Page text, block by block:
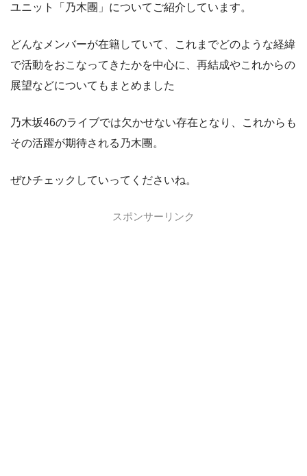
ユニット「乃木團」についてご紹介しています。
どんなメンバーが在籍していて、これまでどのような経緯
で活動をおこなってきたかを中心に、再結成やこれからの
展望などについてもまとめました
乃木坂46のライブでは欠かせない存在となり、これからも
その活躍が期待される乃木團。
ぜひチェックしていってくださいね。
スポンサーリンク